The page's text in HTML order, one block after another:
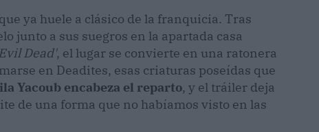
ya huele a clásico de la franquicia. Tras
junto a sus suegros en la apartada casa
Dead', el lugar se convierte en una ratonera
en Deadites, esas criaturas poseídas que
Yacoub encabeza el reparto, y el tráiler deja
de una forma que no habíamos visto en las